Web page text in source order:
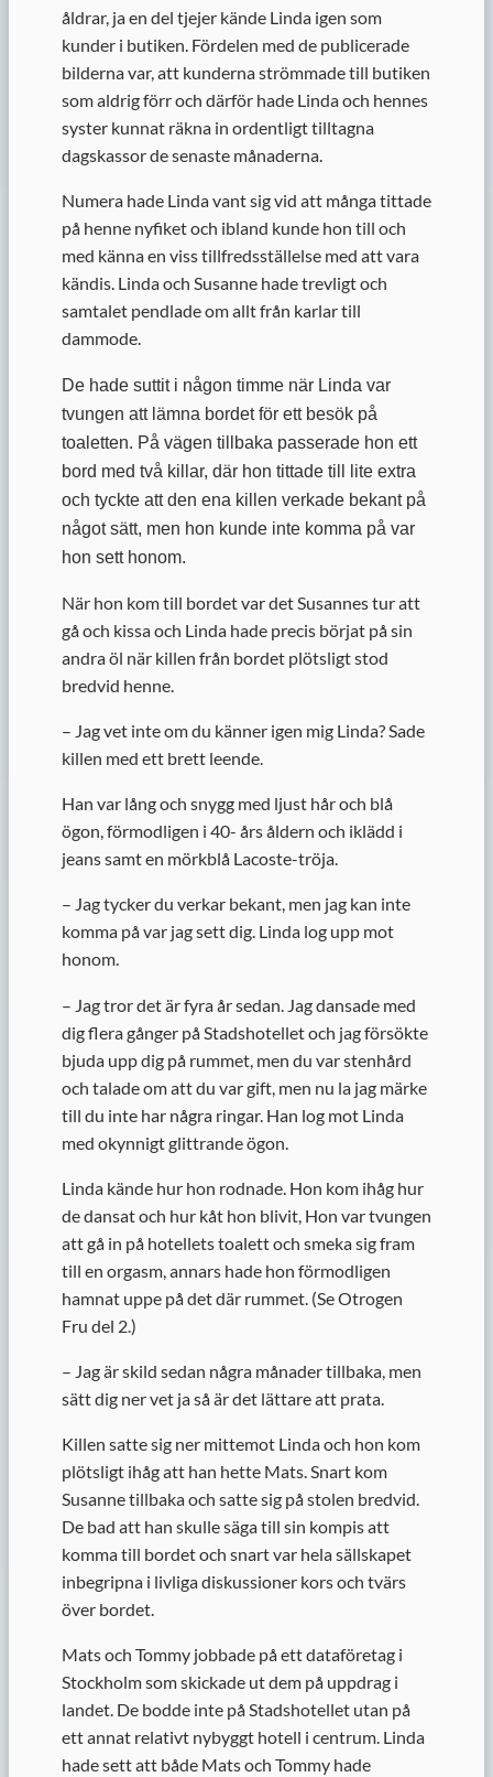
åldrar, ja en del tjejer kände Linda igen som
kunder i butiken. Fördelen med de publicerade
bilderna var, att kunderna strömmade till butiken
som aldrig förr och därför hade Linda och hennes
syster kunnat räkna in ordentligt tilltagna
dagskassor de senaste månaderna.
Numera hade Linda vant sig vid att många tittade
på henne nyfiket och ibland kunde hon till och
med känna en viss tillfredsställelse med att vara
kändis. Linda och Susanne hade trevligt och
samtalet pendlade om allt från karlar till
dammode.
De hade suttit i någon timme när Linda var
tvungen att lämna bordet för ett besök på
toaletten. På vägen tillbaka passerade hon ett
bord med två killar, där hon tittade till lite extra
och tyckte att den ena killen verkade bekant på
något sätt, men hon kunde inte komma på var
hon sett honom.
När hon kom till bordet var det Susannes tur att
gå och kissa och Linda hade precis börjat på sin
andra öl när killen från bordet plötsligt stod
bredvid henne.
– Jag vet inte om du känner igen mig Linda? Sade
killen med ett brett leende.
Han var lång och snygg med ljust hår och blå
ögon, förmodligen i 40- års åldern och iklädd i
jeans samt en mörkblå Lacoste-tröja.
– Jag tycker du verkar bekant, men jag kan inte
komma på var jag sett dig. Linda log upp mot
honom.
– Jag tror det är fyra år sedan. Jag dansade med
dig flera gånger på Stadshotellet och jag försökte
bjuda upp dig på rummet, men du var stenhård
och talade om att du var gift, men nu la jag märke
till du inte har några ringar. Han log mot Linda
med okynnigt glittrande ögon.
Linda kände hur hon rodnade. Hon kom ihåg hur
de dansat och hur kåt hon blivit, Hon var tvungen
att gå in på hotellets toalett och smeka sig fram
till en orgasm, annars hade hon förmodligen
hamnat uppe på det där rummet. (Se Otrogen
Fru del 2.)
– Jag är skild sedan några månader tillbaka, men
sätt dig ner vet ja så är det lättare att prata.
Killen satte sig ner mittemot Linda och hon kom
plötsligt ihåg att han hette Mats. Snart kom
Susanne tillbaka och satte sig på stolen bredvid.
De bad att han skulle säga till sin kompis att
komma till bordet och snart var hela sällskapet
inbegripna i livliga diskussioner kors och tvärs
över bordet.
Mats och Tommy jobbade på ett dataföretag i
Stockholm som skickade ut dem på uppdrag i
landet. De bodde inte på Stadshotellet utan på
ett annat relativt nybyggt hotell i centrum. Linda
hade sett att både Mats och Tommy hade